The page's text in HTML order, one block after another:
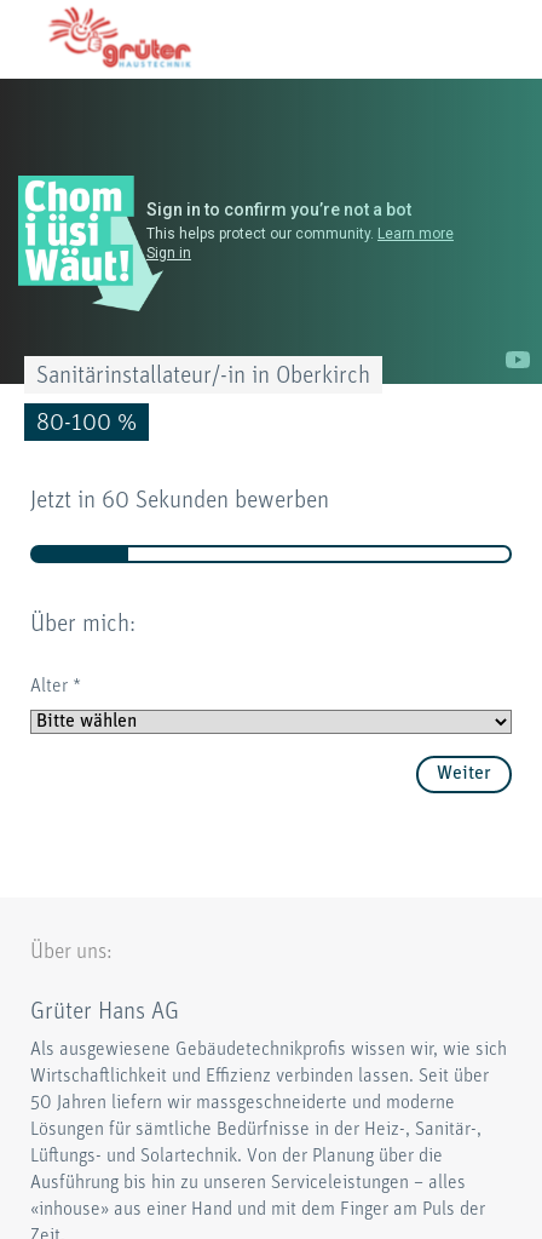
Sanitärinstallateur/-in in Oberkirch
80-100 %
Jetzt in 60 Sekunden bewerben
Über mich:
Alter *
Weiter
Über uns:
Grüter Hans AG
Als ausgewiesene Gebäudetechnikprofis wissen wir, wie sich
Wirtschaftlichkeit und Effizienz verbinden lassen. Seit über
50 Jahren liefern wir massgeschneiderte und moderne
Lösungen für sämtliche Bedürfnisse in der Heiz-, Sanitär-,
Lüftungs- und Solartechnik. Von der Planung über die
Ausführung bis hin zu unseren Serviceleistungen – alles
«inhouse» aus einer Hand und mit dem Finger am Puls der